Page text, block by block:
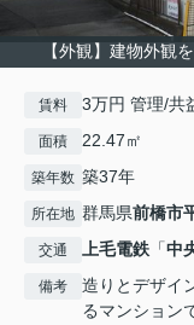
【外観】建物外観
賃料 3万円 管理/共
面積 22.47㎡
築年数 築37年
所在地 群馬県前橋市
交通 上毛電鉄 「中
備考
造りとデザイ
るマンション